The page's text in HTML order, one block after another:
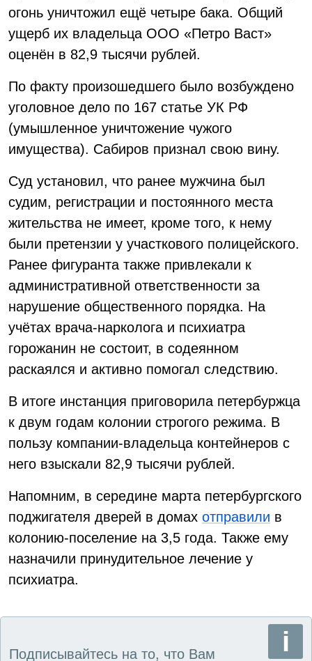
огонь уничтожил ещё четыре бака. Общий
ущерб их владельца ООО «Петро Васт»
оценён в 82,9 тысячи рублей.
По факту произошедшего было возбуждено
уголовное дело по 167 статье УК РФ
(умышленное уничтожение чужого
имущества). Сабиров признал свою вину.
Суд установил, что ранее мужчина был
судим, регистрации и постоянного места
жительства не имеет, кроме того, к нему
были претензии у участкового полицейского.
Ранее фигуранта также привлекали к
административной ответственности за
нарушение общественного порядка. На
учётах врача-нарколога и психиатра
горожанин не состоит, в содеянном
раскаялся и активно помогал следствию.
В итоге инстанция приговорила петербуржца
к двум годам колонии строгого режима. В
пользу компании-владельца контейнеров с
него взыскали 82,9 тысячи рублей.
Напомним, в середине марта петербургского
поджигателя дверей в домах отправили в
колонию-поселение на 3,5 года. Также ему
назначили принудительное лечение у
психиатра.
Подписывайтесь на то, что Вам